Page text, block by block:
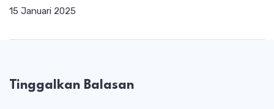
15 Januari 2025
Tinggalkan Balasan